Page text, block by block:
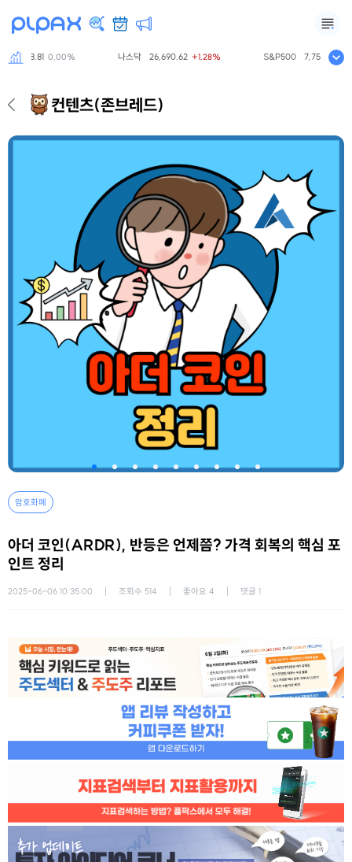
798.81 0.00% 나스닥 26,690.62 +1.28% S&P500 7,757.64 +0.61%
컨텐츠(존브레드)
암호화폐
아더 코인(ARDR), 반등은 언제쯤? 가격 회복의 핵심 포
인트 정리
2025-06-06 10:35:00 조회수 514 좋아요 4 댓글 1